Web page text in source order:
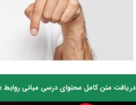
دریافت متن کامل محتوای درسی مبانی روابط